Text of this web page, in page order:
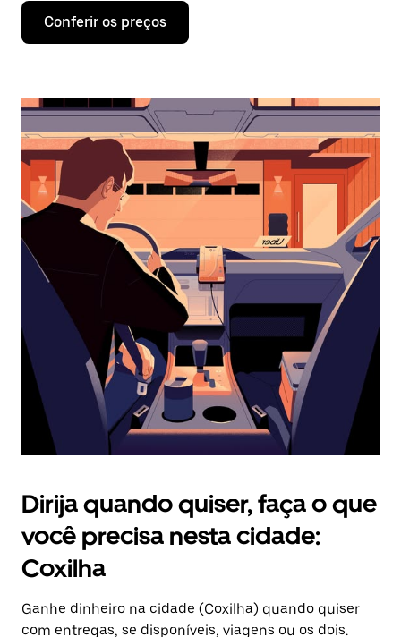
Pressione
seta
interagir
o
calendário
selecionar
uma
data.
Pressione
a
tecla
“ESC”
o
calendário.
Conferir os preços
Dirija quando quiser, faça o que
você precisa nesta cidade:
Coxilha
Ganhe dinheiro na cidade (Coxilha) quando quiser
com entregas, se disponíveis, viagens ou os dois.